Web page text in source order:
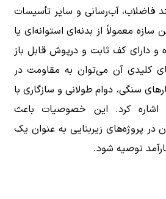
فاضلاب، آب‌رسانی و سایر تأسیسات
سازه معمولاً از بدنه‌ای استوانه‌ای یا
دارای کف ثابت و درپوش قابل باز
کلیدی آن می‌توان به مقاومت در
سنگی، دوام طولانی و سازگاری با
کرد. این خصوصیات باعث
در پروژه‌های زیربنایی به عنوان یک
توصیه شود.